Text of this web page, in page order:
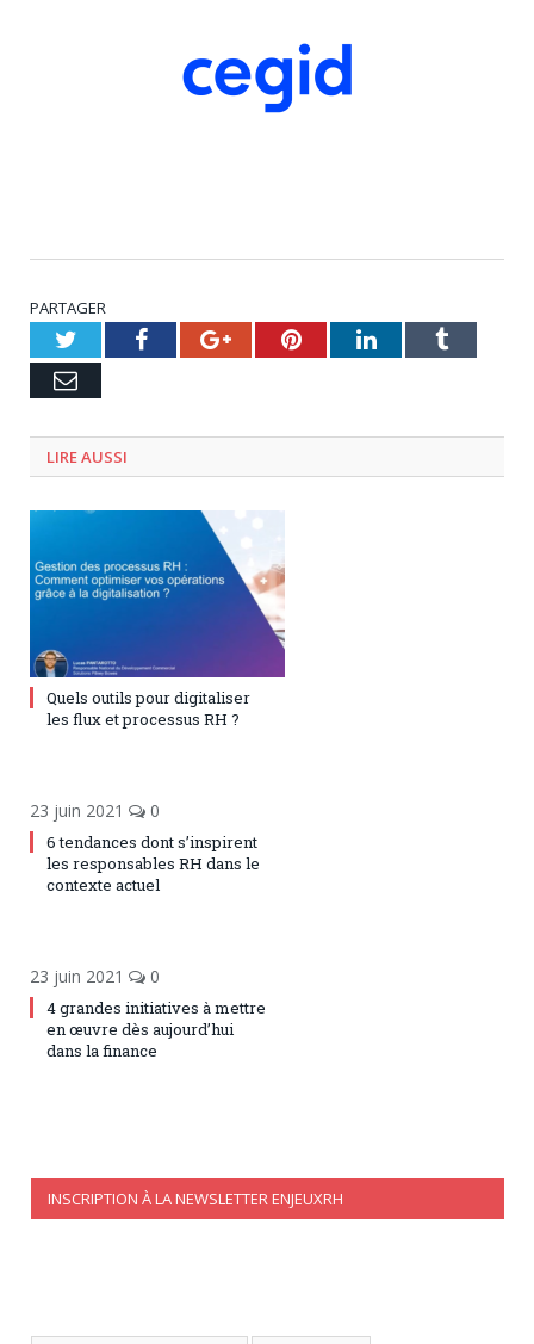
PARTAGER
TwitterFacebookGoogle+PinterestLinkedInTumblr
Email
LIRE AUSSI
9 décembre 2024
Quels outils pour digitaliser
les flux et processus RH ?
23 juin 2021 0
6 tendances dont s’inspirent
les responsables RH dans le
contexte actuel
23 juin 2021 0
4 grandes initiatives à mettre
en œuvre dès aujourd’hui
dans la finance
INSCRIPTION À LA NEWSLETTER ENJEUXRH